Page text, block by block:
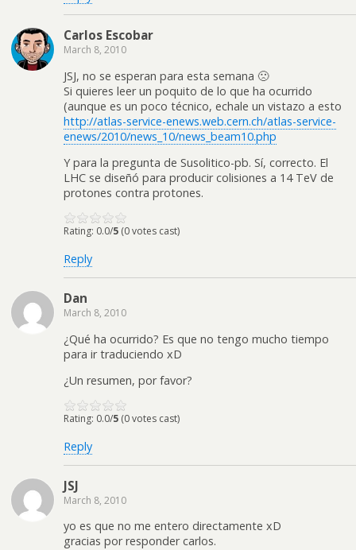
Carlos Escobar
March 8, 2010
JSJ, no se esperan para esta semana 🙁
Si quieres leer un poquito de lo que ha ocurrido
(aunque es un poco técnico, echale un vistazo a esto
http://atlas-service-enews.web.cern.ch/atlas-service-
enews/2010/news_10/news_beam10.php
Y para la pregunta de Susolitico-pb. Sí, correcto. El
LHC se diseñó para producir colisiones a 14 TeV de
protones contra protones.
Rating: 0.0/5 (0 votes cast)
Reply
Dan
March 8, 2010
¿Qué ha ocurrido? Es que no tengo mucho tiempo
para ir traduciendo xD
¿Un resumen, por favor?
Rating: 0.0/5 (0 votes cast)
Reply
JSJ
March 8, 2010
yo es que no me entero directamente xD
gracias por responder carlos.